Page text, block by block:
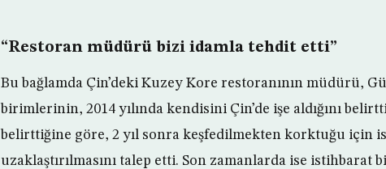
“Restoran müdürü bizi idamla tehdit etti”
Bu bağlamda Çin’deki Kuzey Kore restoranının müdürü,
birimlerinin, 2014 yılında kendisini Çin’de işe aldığını
belirttiğine göre, 2 yıl sonra keşfedilmekten korktuğu için
uzaklaştırılmasını talep etti. Son zamanlarda ise